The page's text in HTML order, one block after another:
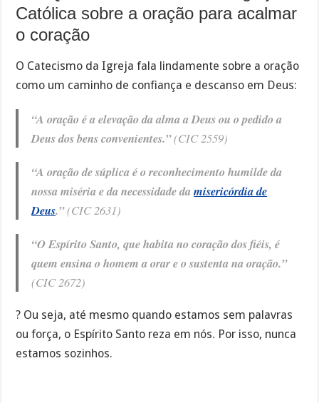
Católica sobre a oração para acalmar
o coração
O Catecismo da Igreja fala lindamente sobre a oração
como um caminho de confiança e descanso em Deus:
“A oração é a elevação da alma a Deus ou o pedido a
Deus dos bens convenientes.”(CIC 2559)
“A oração de súplica é o reconhecimento humilde da
nossa miséria e da necessidade damisericórdia de
Deus.”(CIC 2631)
“O Espírito Santo, que habita no coração dos fiéis, é
quem ensina o homem a orar e o sustenta na oração.”
(CIC 2672)
? Ou seja, até mesmo quando estamos sem palavras
ou força, o Espírito Santo reza em nós. Por isso, nunca
estamos sozinhos.